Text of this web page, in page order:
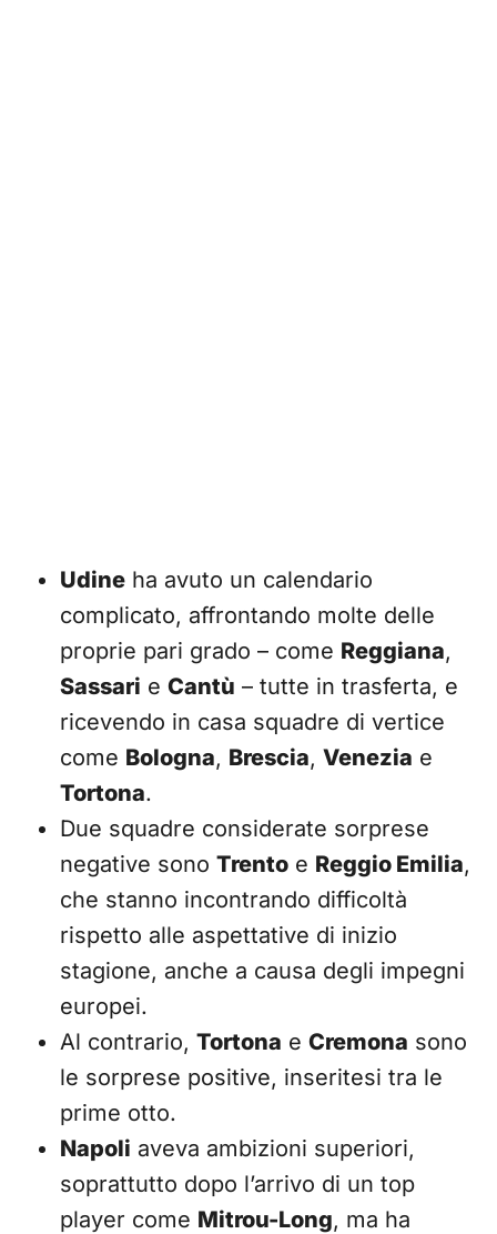
Udine ha avuto un calendario
complicato, affrontando molte delle
proprie pari grado – come Reggiana,
Sassari e Cantù – tutte in trasferta, e
ricevendo in casa squadre di vertice
come Bologna, Brescia, Venezia e
Tortona.
Due squadre considerate sorprese
negative sono Trento e Reggio Emilia,
che stanno incontrando difficoltà
rispetto alle aspettative di inizio
stagione, anche a causa degli impegni
europei.
Al contrario, Tortona e Cremona sono
le sorprese positive, inseritesi tra le
prime otto.
Napoli aveva ambizioni superiori,
soprattutto dopo l’arrivo di un top
player come Mitrou-Long, ma ha